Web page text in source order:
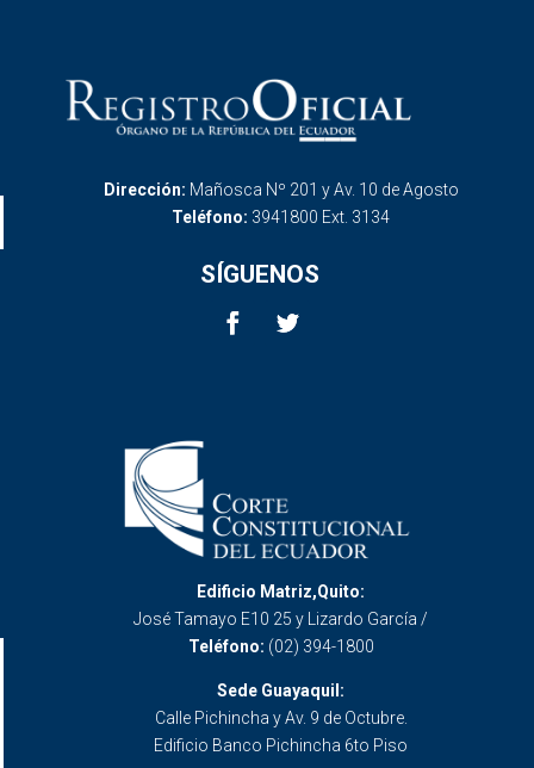
Dirección: Mañosca Nº 201 y Av. 10 de Agosto
Teléfono: 3941800 Ext. 3134
SÍGUENOS
Edificio Matriz,Quito:
José Tamayo E10 25 y Lizardo García /
Teléfono: (02) 394-1800
Sede Guayaquil:
Calle Pichincha y Av. 9 de Octubre.
Edificio Banco Pichincha 6to Piso